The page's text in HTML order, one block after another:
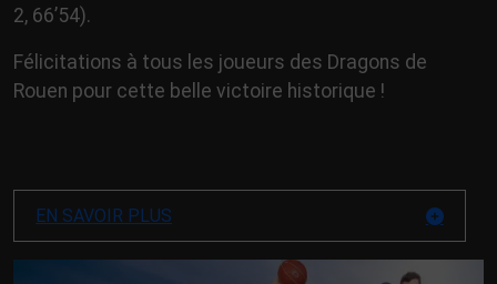
2, 66’54).
Félicitations à tous les joueurs des Dragons de
Rouen pour cette belle victoire historique !
EN SAVOIR PLUS